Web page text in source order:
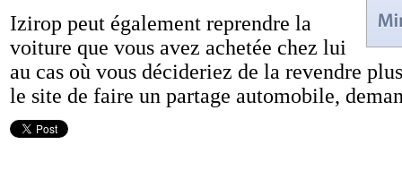
Izirop peut également reprendre la
voiture que vous avez achetée chez lui
au cas où vous décideriez de la revendre
le site de faire un partage automobile,